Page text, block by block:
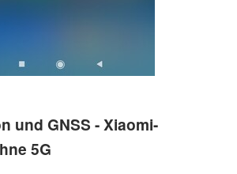
und GNSS - Xiaomi-
5G